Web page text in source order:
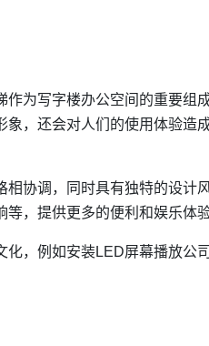
为写字楼办公空间的重要组
，还会对人们的使用体验造
相协调，同时具有独特的设计
，提供更多的便利和娱乐体验
化，例如安装LED屏幕播放公